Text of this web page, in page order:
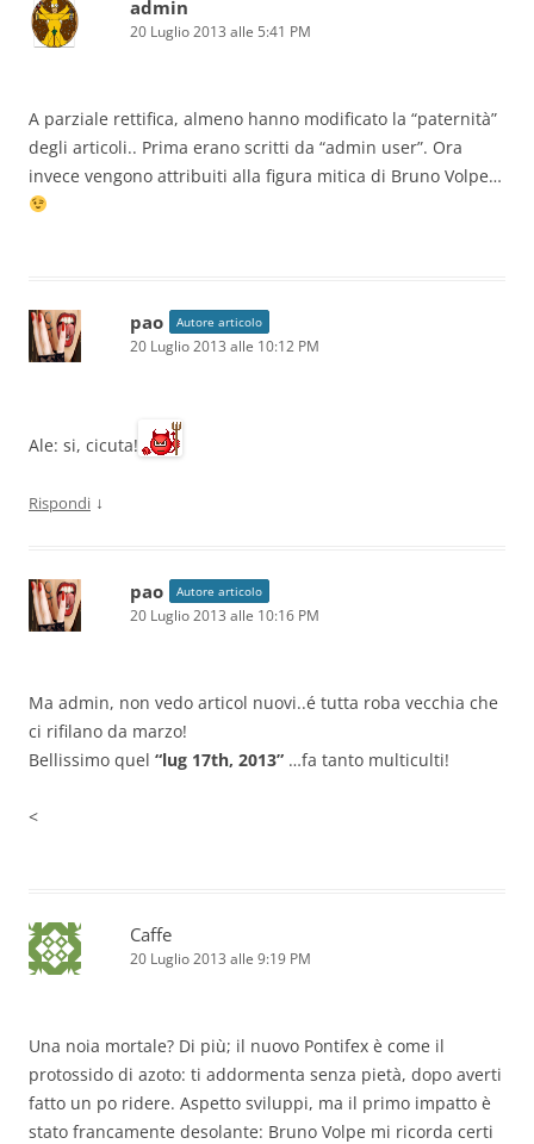
admin
20 Luglio 2013 alle 5:41 PM
A parziale rettifica, almeno hanno modificato la “paternità”
degli articoli.. Prima erano scritti da “admin user”. Ora
invece vengono attribuiti alla figura mitica di Bruno Volpe…
pao Autore articolo
20 Luglio 2013 alle 10:12 PM
Ale: si, cicuta!
Rispondi ↓
pao Autore articolo
20 Luglio 2013 alle 10:16 PM
Ma admin, non vedo articol nuovi..é tutta roba vecchia che
ci rifilano da marzo!
Bellissimo quel “lug 17th, 2013” …fa tanto multiculti!
<
Caffe
20 Luglio 2013 alle 9:19 PM
Una noia mortale? Di più; il nuovo Pontifex è come il
protossido di azoto: ti addormenta senza pietà, dopo averti
fatto un po ridere. Aspetto sviluppi, ma il primo impatto è
stato francamente desolante: Bruno Volpe mi ricorda certi